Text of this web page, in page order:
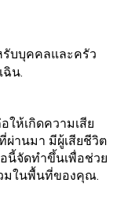
บบุคคลและครัว
ฉิน.
ให้เกิดความเสีย
ผ่านมา มีผู้เสียชีวิต
นี้จัดทำขึ้นเพื่อช่วย
มในพื้นที่ของคุณ.